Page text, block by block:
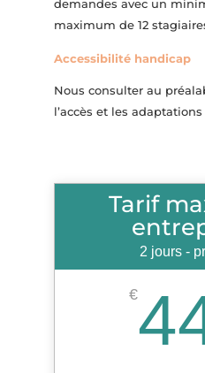
demandes avec un
maximum de 12
Accessibilité handicap
Nous consulter au
l’accès et les
Tarif
2 jours -
€